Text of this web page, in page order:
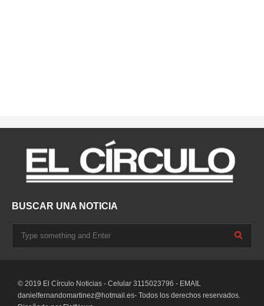
BUSCAR UNA NOTICIA
© 2019 El Círculo Noticias - Celular 3115023796 - EMAIL
danielfernandomartinez@hotmail.es- Todos los derechos reservados.